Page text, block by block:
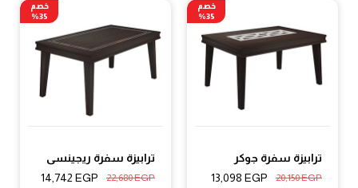
ترابيزة سفرة جوكر
20,150EGP
13,098 EGP
خصم
35%
ترابيزة سفرة ريجينسى
22,680EGP
14,742 EGP
خصم
35%